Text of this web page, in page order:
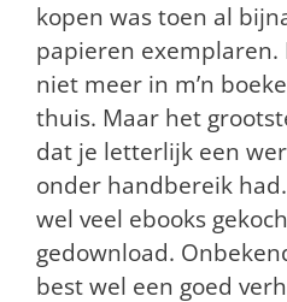
kopen was toen al
papieren exemplaren.
niet meer in m’n
thuis. Maar het
dat je letterlijk een
onder handbereik
wel veel ebooks
gedownload.
best wel een goed